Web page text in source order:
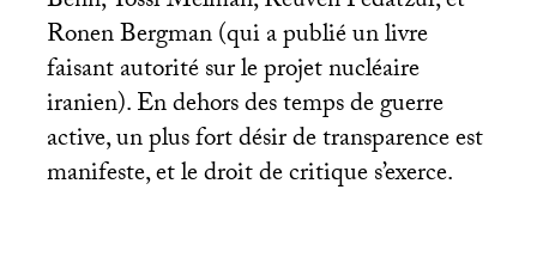
Ronen Bergman (qui a publié un livre
faisant autorité sur le projet nucléaire
iranien). En dehors des temps de guerre
active, un plus fort désir de transparence est
manifeste, et le droit de critique s’exerce.